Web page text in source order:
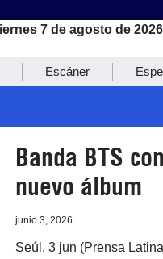
7 de agosto de 2026
Escáner
Banda BTS
nuevo álbum
junio 3, 2026
Seúl, 3 jun (Prensa